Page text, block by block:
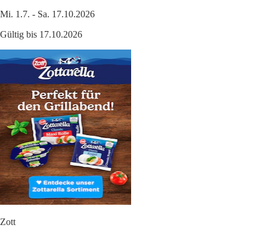
Mi. 1.7. - Sa. 17.10.2026
Gültig bis 17.10.2026
Zott